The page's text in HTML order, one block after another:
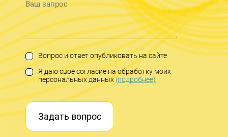
Вопрос и ответ опубликовать на сайте
Я даю свое согласие на обработку моих
персональных данных(подробнее)
Задать вопрос